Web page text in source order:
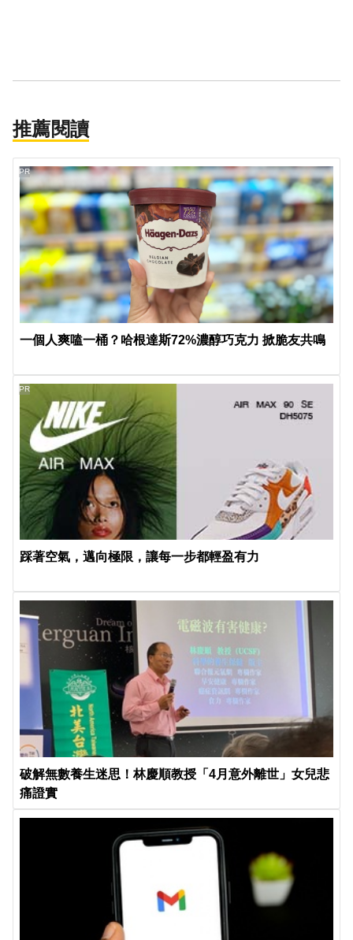
推薦閱讀
一個人爽嗑一桶？哈根達斯72%濃醇巧克力 掀脆友共鳴
PR
踩著空氣，邁向極限，讓每一步都輕盈有力
PR
破解無數養生迷思！林慶順教授「4月意外離世」女兒悲
痛證實